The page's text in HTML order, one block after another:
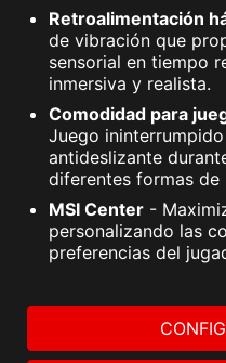
Retroalimentación
de vibración que
sensorial en tiempo
inmersiva y realista.
Comodidad para
Juego
antideslizante
diferentes formas de
MSI Center -
personalizando las
preferencias del